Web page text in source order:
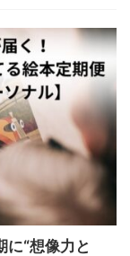
に“想像力と